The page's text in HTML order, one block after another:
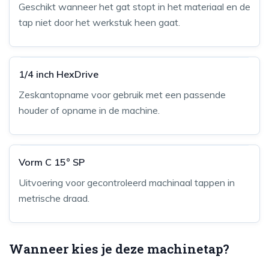
Geschikt wanneer het gat stopt in het materiaal en de
tap niet door het werkstuk heen gaat.
1/4 inch HexDrive
Zeskantopname voor gebruik met een passende
houder of opname in de machine.
Vorm C 15° SP
Uitvoering voor gecontroleerd machinaal tappen in
metrische draad.
Wanneer kies je deze machinetap?